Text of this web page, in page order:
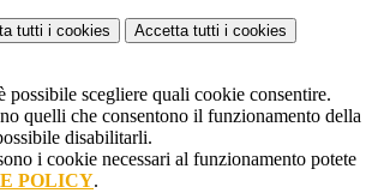
tutti i cookies Accetta tutti i cookies
possibile scegliere quali cookie consentire.
quelli che consentono il funzionamento della
disabilitarli.
i cookie necessari al funzionamento potete
POLICY.